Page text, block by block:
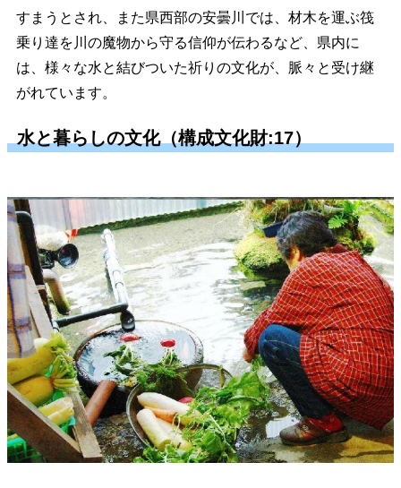
すまうとされ、また県西部の安曇川では、材木を運ぶ筏
乗り達を川の魔物から守る信仰が伝わるなど、県内に
は、様々な水と結びついた祈りの文化が、脈々と受け継
がれています。
水と暮らしの文化（構成文化財:17）